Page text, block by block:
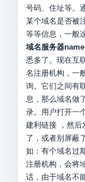
号码、住址等。
某个域名是否被
等等信息，一般
域名服务器
悉多了。现在互
名注册机构，一
询。它们之间有
息，那么域名做
录。用户打开一
建利链接 ，然后
了，或者别屏蔽
如：有个域名过
注册机构，会将
话，由于域名不